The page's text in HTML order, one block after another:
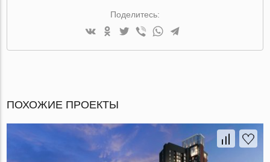
Поделитесь:
ПОХОЖИЕ ПРОЕКТЫ